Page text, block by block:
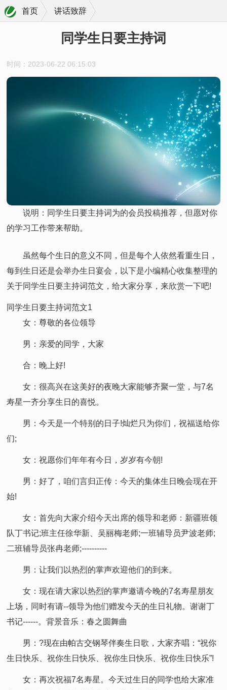
首页 讲话致辞
同学生日要主持词
时间：2023-06-22 06:15:03
说明：同学生日要主持词为的会员投稿推荐，但愿对你
的学习工作带来帮助。
虽然每个生日的意义不同，但是每个人依然看重生日，
每到生日还是会举办生日宴会，以下是小编精心收集整理的
关于同学生日要主持词范文，给大家分享，来欣赏一下吧!
同学生日要主持词范文1
女：尊敬的各位领导
男：亲爱的同学，大家
合：晚上好!
女：很高兴在这美好的夜晚大家能够齐聚一堂，与7名
寿星一齐分享生日的喜悦。
男：今天是一个特别的日子!灿烂只为你们，祝福送给你
们;
女：祝愿你们年年有今日，岁岁有今朝!
男：好了，咱们言归正传：今天的集体生日晚会现在开
始!
女：首先向大家介绍今天出席的领导和老师：新疆班领
队丁书记;班主任徐华新、吴丽梅老师;一班辅导员尹波老师;
二班辅导员张冉老师;----------
男：让我们以热烈的掌声欢迎他们的到来。
女：现在请大家以热烈的掌声邀请今晚的7名寿星朋友
上场，同时有请--领导为他们赠发今天的生日礼物。谢谢丁
书记------。背景音乐：春之圆舞曲
男：?现在由帕古交钢琴伴奏生日歌，大家齐唱：“祝你
生日快乐、祝你生日快乐、祝你生日快乐、祝你生日快乐”!
女：再次祝福7名寿星。今天过生日的同学也给大家准